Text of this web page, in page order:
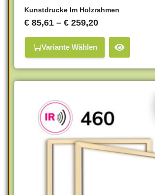
Kunstdrucke Im Holzrahmen
€ 85,61 – € 259,20
Variante Wählen